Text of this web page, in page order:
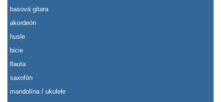
basová gitara
akordeón
husle
bicie
flauta
saxofón
mandolína / ukulele